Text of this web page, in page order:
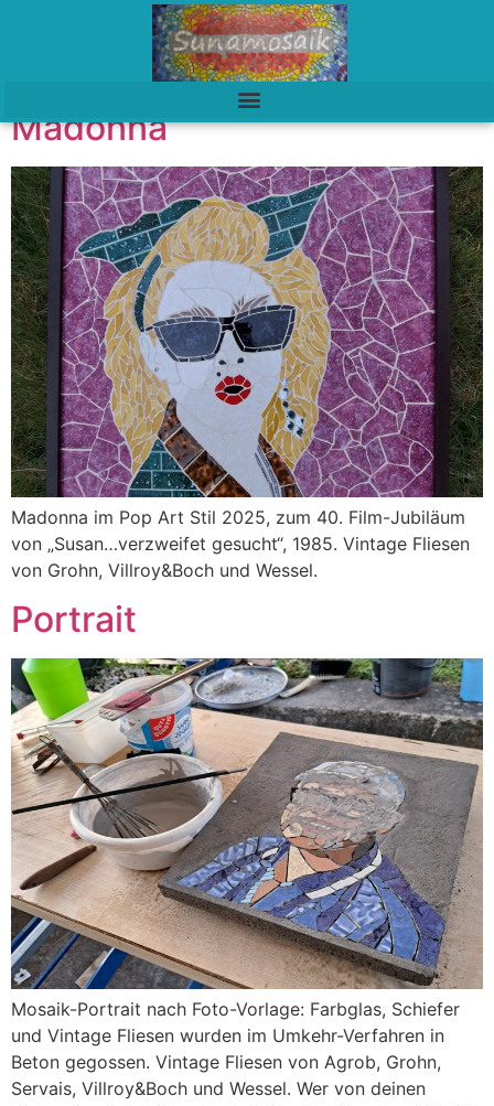
Madonna
Madonna im Pop Art Stil 2025, zum 40. Film-Jubiläum
von „Susan…verzweifet gesucht“, 1985. Vintage Fliesen
von Grohn, Villroy&Boch und Wessel.
Portrait
Mosaik-Portrait nach Foto-Vorlage: Farbglas, Schiefer
und Vintage Fliesen wurden im Umkehr-Verfahren in
Beton gegossen. Vintage Fliesen von Agrob, Grohn,
Servais, Villroy&Boch und Wessel. Wer von deinen